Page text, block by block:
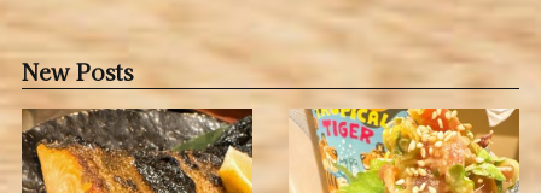
New Posts